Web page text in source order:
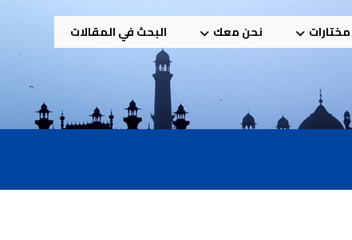
مختارات نحن معك البحث في المقالات